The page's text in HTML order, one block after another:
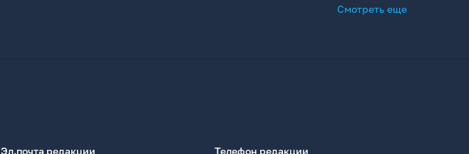
Смотреть еще
Эл.почта редакции Телефон редакции